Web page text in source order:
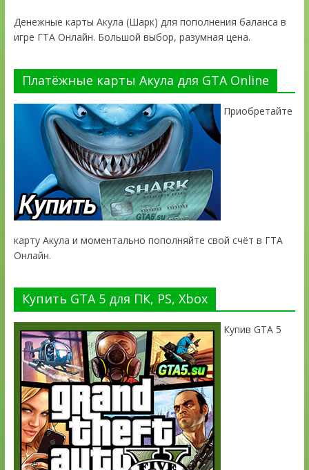
Денежные карты Акула (Шарк) для пополнения баланса в
игре ГТА Онлайн. Большой выбор, разумная цена.
Платёжные карты Акула для GTA Online
Приобретайте
карту Акула и моментально пополняйте свой счёт в ГТА
Онлайн.
Купить GTA 5 для ПК, PS, Xbox
Купив GTA 5